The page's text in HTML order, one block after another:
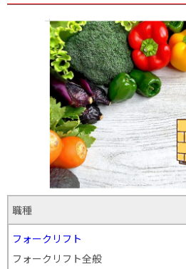
職種
フォークリフト
フォークリフト全般